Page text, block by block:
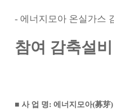
- 에너지모아 온실가스
참여 감축설
■ 사 업 명: 에너지모아(募芽